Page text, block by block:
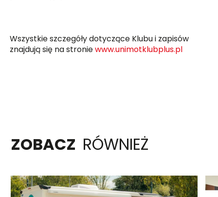
Wszystkie szczegóły dotyczące Klubu i zapisów
znajdują się na stroniewww.unimotklubplus.pl
ZOBACZ RÓWNIEŻ